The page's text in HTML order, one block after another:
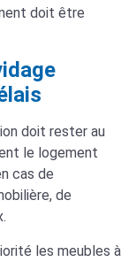
doit être
doit rester au
le logement
cas de
de
les meubles à